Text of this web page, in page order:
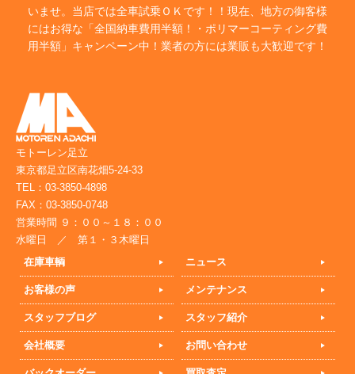
いませ。当店では全車試乗ＯＫです！！現在、地方の御客様
にはお得な「全国納車費用半額！・ポリマーコーティング費
用半額」キャンペーン中！業者の方には業販も大歓迎です！
モトーレン足立
東京都足立区南花畑5-24-33
TEL：03-3850-4898
FAX：03-3850-0748
営業時間 ９：００～１８：００
水曜日 ／ 第１・３木曜日
在庫車輌
ニュース
お客様の声 メンテナンス
スタッフブログ スタッフ紹介
会社概要 お問い合わせ